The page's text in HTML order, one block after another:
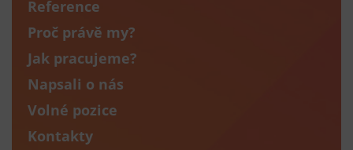
Reference
Proč právě my?
Jak pracujeme?
Napsali o nás
Volné pozice
Kontakty